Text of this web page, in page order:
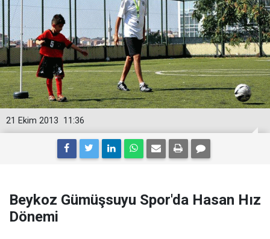
11:36
21 Ekim 2013
Beykoz Gümüşsuyu Spor'da Hasan Hız
Dönemi